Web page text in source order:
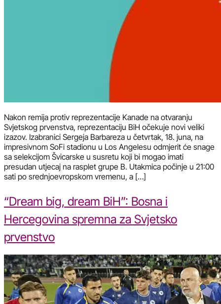
Nakon remija protiv reprezentacije Kanade na otvaranju
Svjetskog prvenstva, reprezentaciju BiH očekuje novi veliki
izazov. Izabranici Sergeja Barbareza u četvrtak, 18. juna, na
impresivnom SoFi stadionu u Los Angelesu odmjerit će snage
sa selekcijom Švicarske u susretu koji bi mogao imati
presudan utjecaj na rasplet grupe B. Utakmica počinje u 21:00
sati po srednjoevropskom vremenu, a […]
“Dream big, dream BiH”: Bosna i
Hercegovina spremna za Svjetsko
prvenstvo